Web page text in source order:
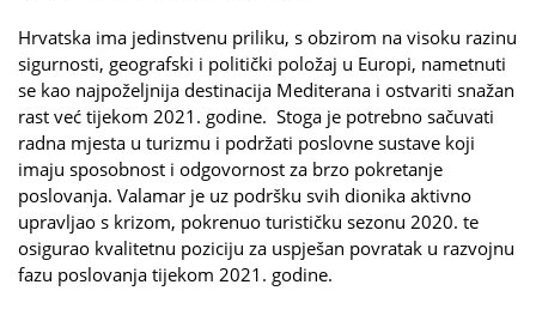
Hrvatska ima jedinstvenu priliku, s obzirom na visoku razinu
sigurnosti, geografski i politički položaj u Europi, nametnuti
se kao najpoželjnija destinacija Mediterana i ostvariti snažan
rast već tijekom 2021. godine. Stoga je potrebno sačuvati
radna mjesta u turizmu i podržati poslovne sustave koji
imaju sposobnost i odgovornost za brzo pokretanje
poslovanja. Valamar je uz podršku svih dionika aktivno
upravljao s krizom, pokrenuo turističku sezonu 2020. te
osigurao kvalitetnu poziciju za uspješan povratak u razvojnu
fazu poslovanja tijekom 2021. godine.